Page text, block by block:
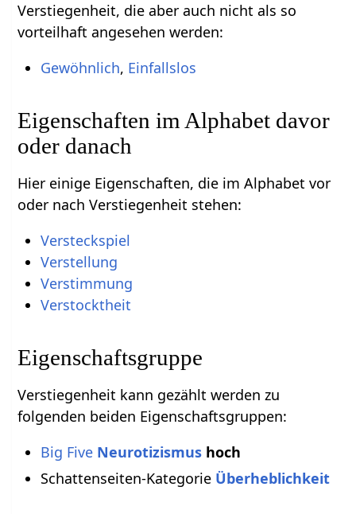
Verstiegenheit, die aber auch nicht als so
vorteilhaft angesehen werden:
Gewöhnlich, Einfallslos
Eigenschaften im Alphabet davor
oder danach
Hier einige Eigenschaften, die im Alphabet vor
oder nach Verstiegenheit stehen:
Versteckspiel
Verstellung
Verstimmung
Verstocktheit
Eigenschaftsgruppe
Verstiegenheit kann gezählt werden zu
folgenden beiden Eigenschaftsgruppen:
Big Five Neurotizismushoch
Schattenseiten-Kategorie Überheblichkeit